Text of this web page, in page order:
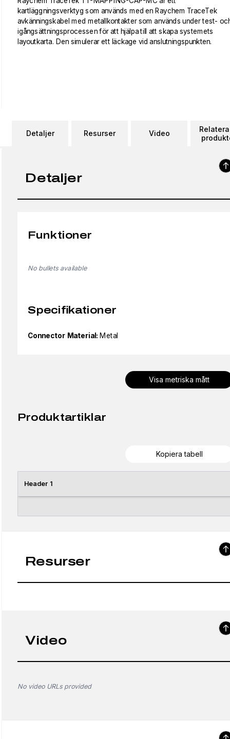
kartläggningsverktyg som används med en Raychem TraceTek
avkänningskabel med metallkontakter som används under test-
igångsättningsprocessen för att hjälpa till att skapa systemets
layoutkarta. Den simulerar ett läckage vid anslutningspunkten.
Detaljer Resurser Video
Detaljer
Funktioner
No bullets available
Specifikationer
Connector Material: Metal
Visa metriska mått
Produktartiklar
Kopiera tabell
Header 1
Resurser
Video
No video URLs provided